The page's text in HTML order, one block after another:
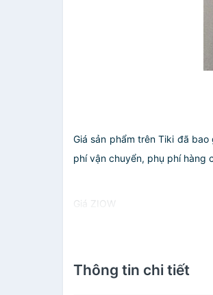
Giá sản phẩm trên Tiki đã
phí vận chuyển, phụ phí hàng
Giá ZIOW
Thông tin chi tiết